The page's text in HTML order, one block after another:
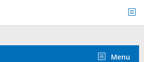
Menu